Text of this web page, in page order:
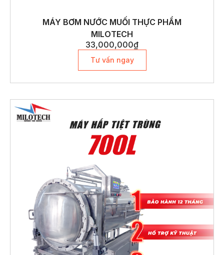
MÁY BƠM NƯỚC MUỐI THỰC PHẨM
MILOTECH
33,000,000₫
Tư vấn ngay